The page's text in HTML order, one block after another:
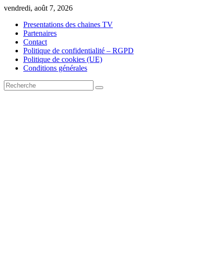
Skip
content
vendredi, août 7, 2026
Presentations des chaines TV
Partenaires
Contact
Politique de confidentialité – RGPD
Politique de cookies (UE)
Conditions générales